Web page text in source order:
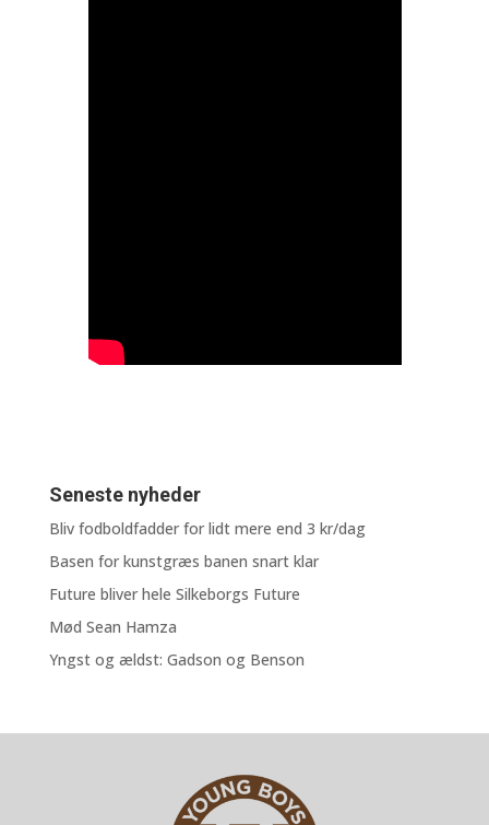
Seneste nyheder
Bliv fodboldfadder for lidt mere end 3 kr/dag
Basen for kunstgræs banen snart klar
Future bliver hele Silkeborgs Future
Mød Sean Hamza
Yngst og ældst: Gadson og Benson